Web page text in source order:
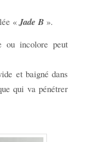
«Jade B».
ou incolore peut
et baigné dans
qui va pénétrer